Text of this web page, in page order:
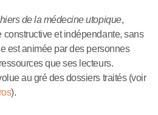
de la médecine utopique,
et indépendante, sans
est animée par des personnes
que ses lecteurs.
au gré des dossiers traités (voir
).